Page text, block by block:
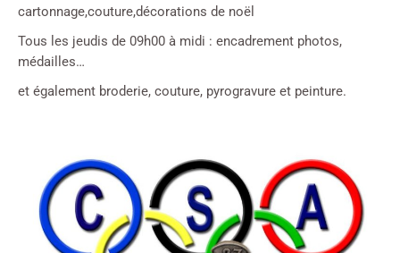
cartonnage,couture,décorations de noël
Tous les jeudis de 09h00 à midi : encadrement photos,
médailles…
et également broderie, couture, pyrogravure et peinture.